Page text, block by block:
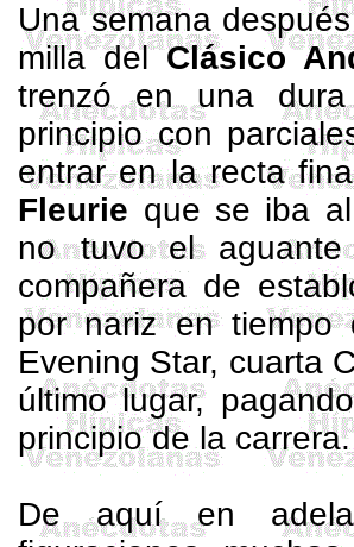
Una semana
milla delClásico
trenzó en una
principio con
entrar en la recta
Fleurie que se iba
no tuvo el
compañera de
por nariz en
Evening Star, cuarta
último lugar,
principio de la carrera.
De aquí en